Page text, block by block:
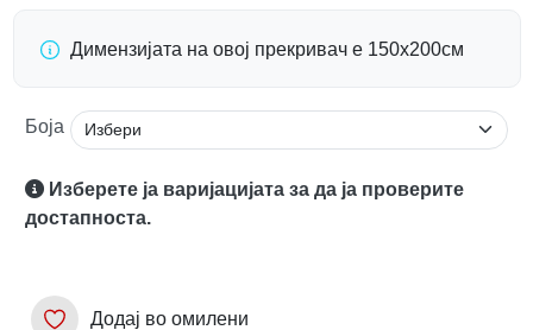
Димензијата на овој прекривач е 150х200см
Боја
Изберете ја варијацијата за да ја проверите
достапноста.
Додај во омилени